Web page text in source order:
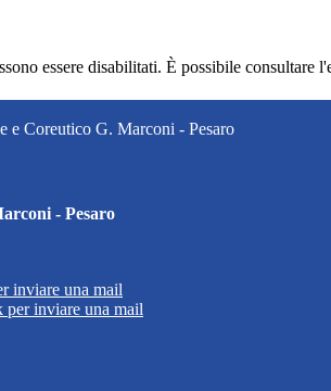
essere disabilitati. È possibile consultare
e Coreutico G. Marconi - Pesaro
- Pesaro
inviare una mail
per inviare una mail